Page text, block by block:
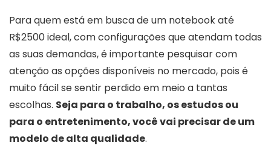
Para quem está em busca de um notebook até
R$2500 ideal, com configurações que atendam todas
as suas demandas, é importante pesquisar com
atenção as opções disponíveis no mercado, pois é
muito fácil se sentir perdido em meio a tantas
escolhas. Seja para o trabalho, os estudos ou
para o entretenimento, você vai precisar de um
modelo de alta qualidade.